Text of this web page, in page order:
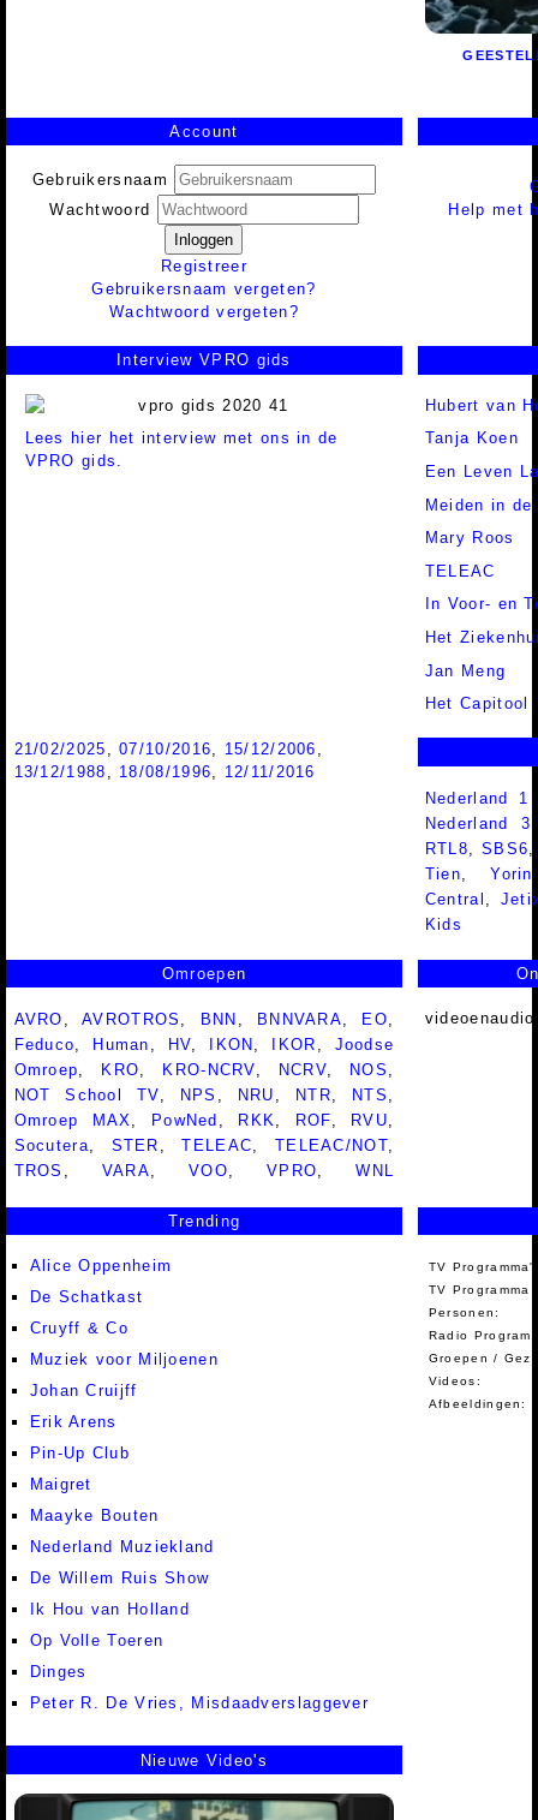
Account
Gebruikersnaam
Wachtwoord
Inloggen
Registreer
Gebruikersnaam vergeten?
Wachtwoord vergeten?
Help met
Interview VPRO gids
Lees hier het interview met ons in de
VPRO gids.
Hubert van
Tanja Koen
Een Leven
Meiden in
Mary Roos
TELEAC
In Voor- en
Het
Jan Meng
Het Capitool
21/02/2025 ,07/10/2016, 15/12/2006 ,
13/12/1988 , 18/08/1996, 12/11/2016
Nederland
Nederland
RTL8 ,SBS6
Tien ,Yorin
Central
Kids
Omroepen
AVRO ,AVROTROS , BNN , BNNVARA, EO,
Feduco, Human , HV, IKON , IKOR , Joodse
Omroep, KRO, KRO-NCRV, NCRV, NOS ,
NOT School TV, NPS , NRU , NTR, NTS ,
Omroep MAX, PowNed , RKK, ROF, RVU,
Socutera, STER ,TELEAC, TELEAC/NOT,
TROS , VARA,VOO,VPRO,WNL
Trending
Alice Oppenheim
De Schatkast
Cruyff & Co
Muziek voor Miljoenen
Johan Cruijff
Erik Arens
Pin-Up Club
Maigret
Maayke Bouten
Nederland Muziekland
De Willem Ruis Show
Ik Hou van Holland
Op Volle Toeren
Dinges
Peter R. De Vries, Misdaadverslaggever
TV
TV Programma
Personen:
Radio
Groepen /
Videos:
Afbeeldingen:
Nieuwe Video's